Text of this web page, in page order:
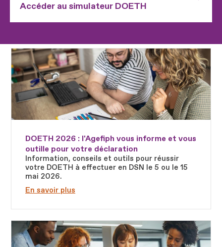
Accéder au simulateur DOETH
DOETH 2026 : l'Agefiph vous informe et vous
outille pour votre déclaration
Information, conseils et outils pour réussir
votre DOETH à effectuer en DSN le 5 ou le 15
mai 2026.
En savoir plus
Fichier
Fichier